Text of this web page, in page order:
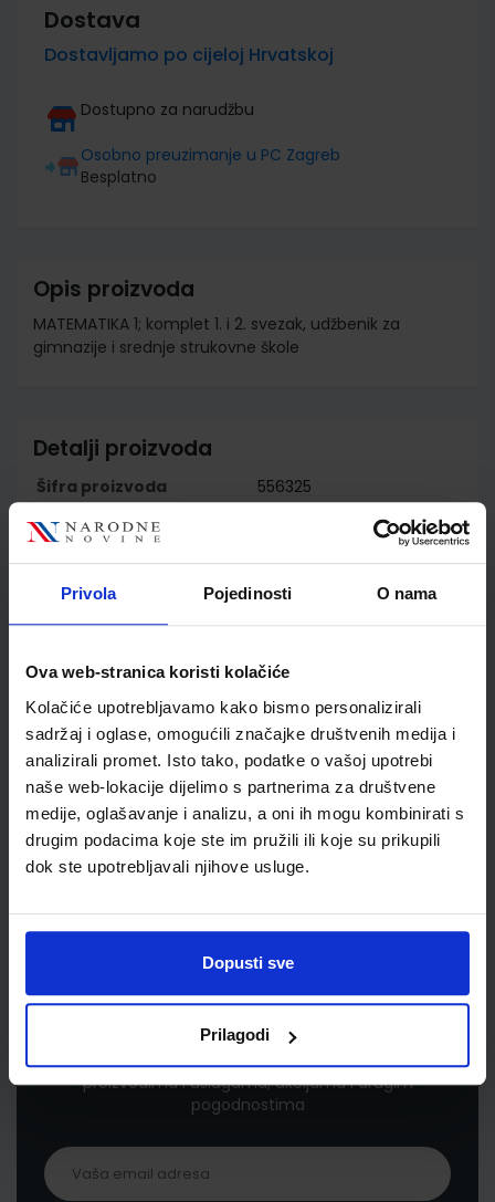
Privola Pojedinosti O nama
Ova web-stranica koristi kolačiće
Kolačiće upotrebljavamo kako bismo personalizirali
sadržaj i oglase, omogućili značajke društvenih medija i
analizirali promet. Isto tako, podatke o vašoj upotrebi
naše web-lokacije dijelimo s partnerima za društvene
medije, oglašavanje i analizu, a oni ih mogu kombinirati s
drugim podacima koje ste im pružili ili koje su prikupili
dok ste upotrebljavali njihove usluge.
Dopusti sve
Prilagodi
Dostava
Dostavljamo po cijeloj Hrvatskoj
Dostupno za narudžbu
Osobno preuzimanje u PC Zagreb
Besplatno
Opis proizvoda
MATEMATIKA 1; komplet 1. i 2. svezak, udžbenik za
gimnazije i srednje strukovne škole
Detalji proizvoda
Šifra proizvoda
556325
Nakladnik
PROFIL KLETT d.o.o.
Školski razred
10 1.RAZRED SŠ
Vrsta škole
4 GIMNAZIJA+STRUKOVN
Reg br min
6236
Newsletter prijava
Prijavite se kako bi primali informacije o novim
proizvodima i uslugama, akcijama i drugim
pogodnostima